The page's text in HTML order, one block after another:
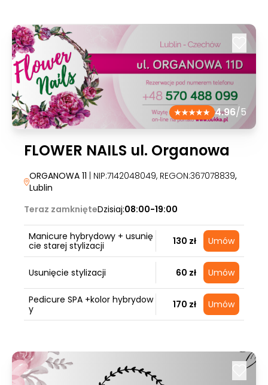
4.96/5
FLOWER NAILS ul. Organowa
ORGANOWA 11 | NIP:7142048049, REGON:367078839,
Lublin
Teraz zamknięteDzisiaj:08:00-19:00
Manicure hybrydowy + usunię
cie starej stylizacji
130 zł Umów
Usunięcie stylizacji 60 zł Umów
Pedicure SPA +kolor hybrydow
y
170 zł Umów